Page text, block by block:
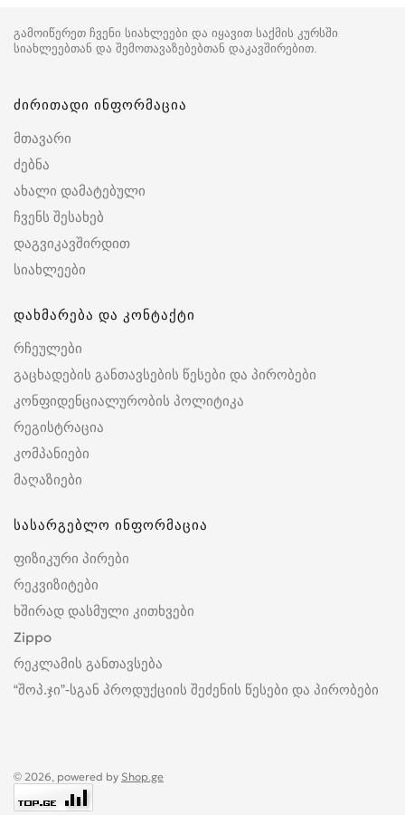
გამოიწერეთ ჩვენი სიახლეები და იყავით საქმის კურსში
სიახლეებთან და შემოთავაზებებთან დაკავშირებით.
ძირითადი ინფორმაცია
მთავარი
ძებნა
ახალი დამატებული
ჩვენს შესახებ
დაგვიკავშირდით
სიახლეები
დახმარება და კონტაქტი
რჩეულები
გაცხადების განთავსების წესები და პირობები
კონფიდენციალურობის პოლიტიკა
რეგისტრაცია
კომპანიები
მაღაზიები
სასარგებლო ინფორმაცია
ფიზიკური პირები
რეკვიზიტები
ხშირად დასმული კითხვები
Zippo
რეკლამის განთავსება
“შოპ.ჯი”-სგან პროდუქციის შეძენის წესები და პირობები
© 2026, powered by Shop.ge